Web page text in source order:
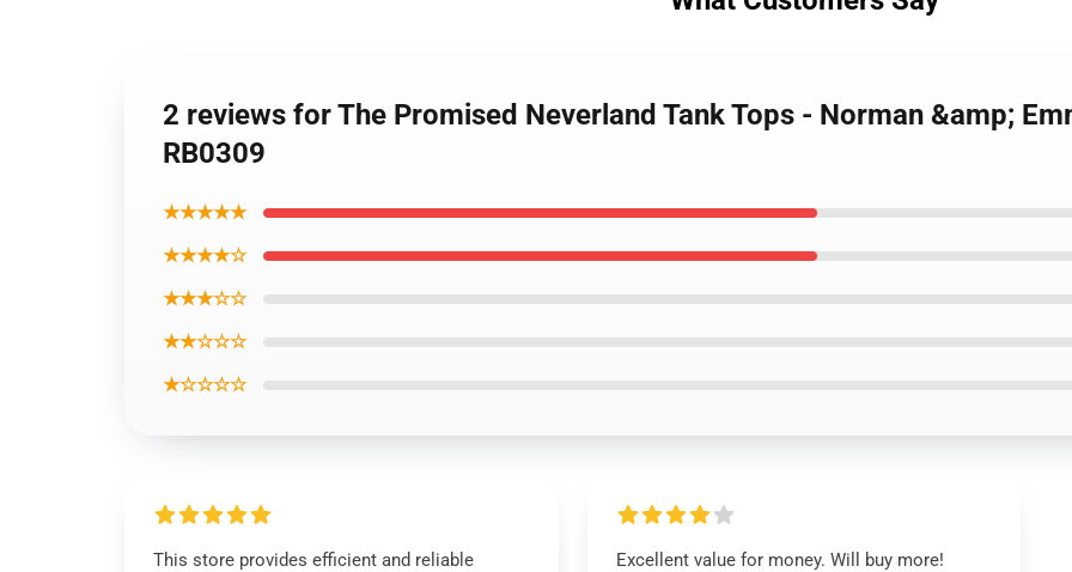
2 reviews for The Promised Neverland Tank Tops - Norman &amp;
RB0309
★★★★★
★★★★☆
★★★☆☆
★★☆☆☆
★☆☆☆☆
This store provides efficient and reliable
Excellent value for money. Will buy more!